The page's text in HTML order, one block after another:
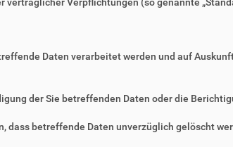
Daten verarbeitet werden und auf
der Sie betreffenden Daten oder die
dass betreffende Daten unverzüglich gelöscht